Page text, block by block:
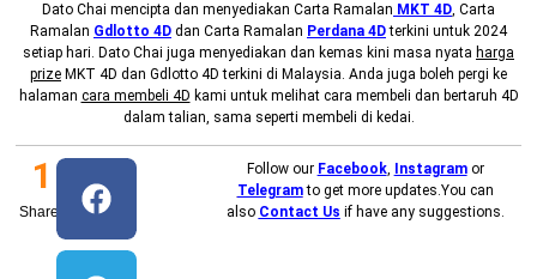
Dato Chai mencipta dan menyediakan Carta Ramalan MKT 4D, Carta
Ramalan Gdlotto 4D dan Carta Ramalan Perdana 4Dterkini untuk 2024
setiap hari. Dato Chai juga menyediakan dan kemas kini masa nyata harga
prize MKT 4D dan Gdlotto 4D terkini di Malaysia. Anda juga boleh pergi ke
halaman cara membeli 4D kami untuk melihat cara membeli dan bertaruh 4D
dalam talian, sama seperti membeli di kedai.
Shares
1 Follow our Facebook, Instagram or
Telegramto get more updates.You can
also Contact Us if have any suggestions.